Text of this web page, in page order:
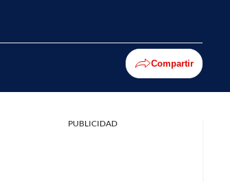
Compartir
PUBLICIDAD